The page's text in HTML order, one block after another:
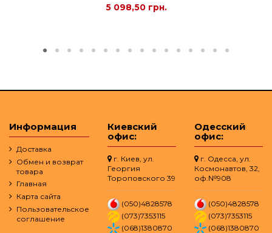
5 098,50 грн.
Информация
Доставка
Обмен и возврат
товара
Главная
Карта сайта
Пользовательское
соглашение
Киевский
офис:
г. Киев, ул.
Георгия
Тороповского 39
(050)4828578
(073)7353115
(068)1380870
Одесский
офис:
г. Одесса, ул.
Космонавтов, 32,
оф.№908
(050)4828578
(073)7353115
(068)1380870